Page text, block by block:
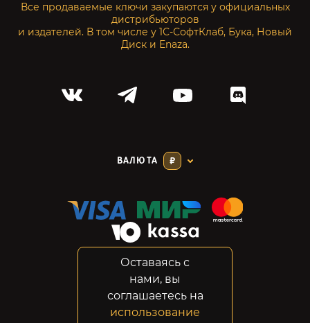
Все продаваемые ключи закупаются у официальных
дистрибьюторов
и издателей. В том числе у 1С-СофтКлаб, Бука, Новый
Диск и Enaza.
ВАЛЮТА ₽
Конфиденциальность
Возвраты
Правовая информация
Оставаясь с
нами, вы
соглашаетесь на
использование